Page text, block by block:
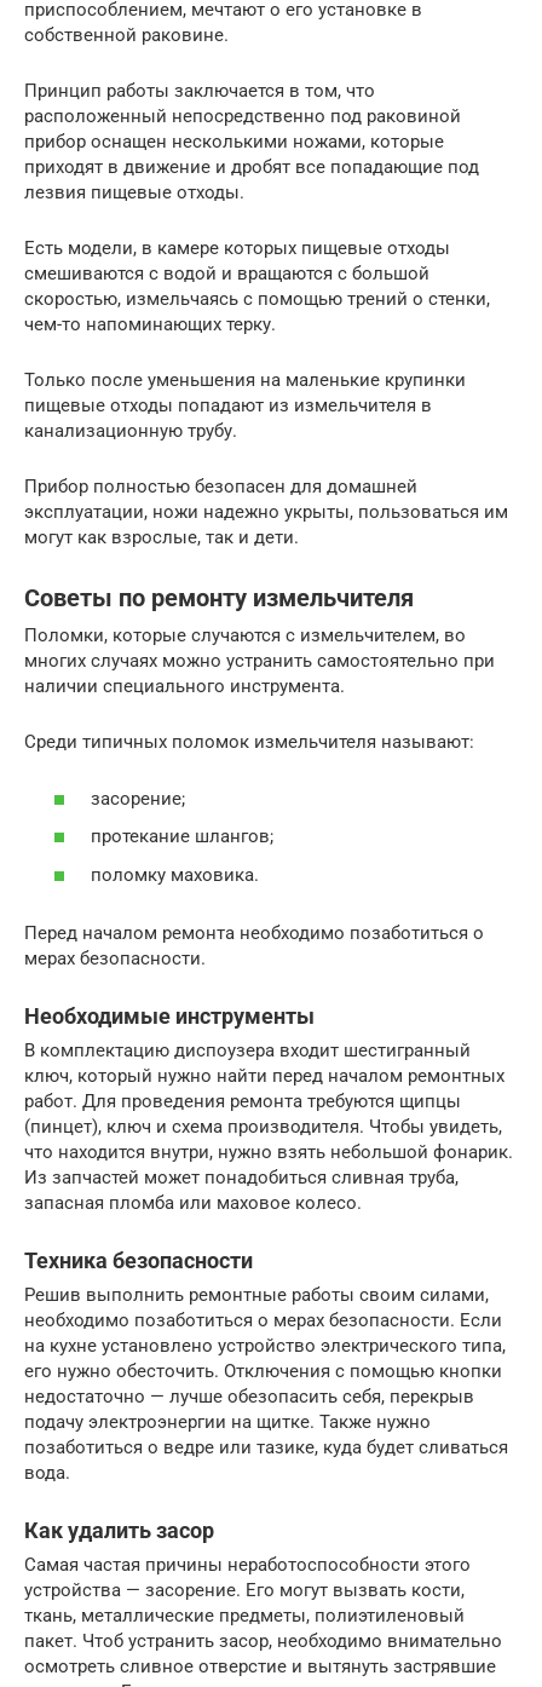
приспособлением, мечтают о его установке в
собственной раковине.
Принцип работы заключается в том, что
расположенный непосредственно под раковиной
прибор оснащен несколькими ножами, которые
приходят в движение и дробят все попадающие под
лезвия пищевые отходы.
Есть модели, в камере которых пищевые отходы
смешиваются с водой и вращаются с большой
скоростью, измельчаясь с помощью трений о стенки,
чем-то напоминающих терку.
Только после уменьшения на маленькие крупинки
пищевые отходы попадают из измельчителя в
канализационную трубу.
Прибор полностью безопасен для домашней
эксплуатации, ножи надежно укрыты, пользоваться им
могут как взрослые, так и дети.
Советы по ремонту измельчителя
Поломки, которые случаются с измельчителем, во
многих случаях можно устранить самостоятельно при
наличии специального инструмента.
Среди типичных поломок измельчителя называют:
засорение;
протекание шлангов;
поломку маховика.
Перед началом ремонта необходимо позаботиться о
мерах безопасности.
Необходимые инструменты
В комплектацию диспоузера входит шестигранный
ключ, который нужно найти перед началом ремонтных
работ. Для проведения ремонта требуются щипцы
(пинцет), ключ и схема производителя. Чтобы увидеть,
что находится внутри, нужно взять небольшой фонарик.
Из запчастей может понадобиться сливная труба,
запасная пломба или маховое колесо.
Техника безопасности
Решив выполнить ремонтные работы своим силами,
необходимо позаботиться о мерах безопасности. Если
на кухне установлено устройство электрического типа,
его нужно обесточить. Отключения с помощью кнопки
недостаточно — лучше обезопасить себя, перекрыв
подачу электроэнергии на щитке. Также нужно
позаботиться о ведре или тазике, куда будет сливаться
вода.
Как удалить засор
Самая частая причины неработоспособности этого
устройства — засорение. Его могут вызвать кости,
ткань, металлические предметы, полиэтиленовый
пакет. Чтоб устранить засор, необходимо внимательно
осмотреть сливное отверстие и вытянуть застрявшие